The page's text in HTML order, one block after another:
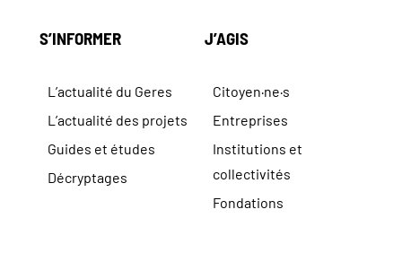
S’INFORMER
L’actualité du Geres
L’actualité des projets
Guides et études
Décryptages
J’AGIS
Citoyen·ne·s
Entreprises
Institutions et
collectivités
Fondations